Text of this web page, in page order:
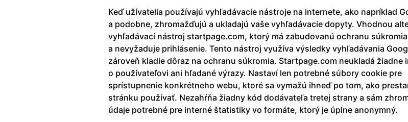
Keď užívatelia používajú vyhľadávacie nástroje na internete, ako napríklad
a podobne, zhromažďujú a ukladajú vaše vyhľadávacie dopyty. Vhodnou
vyhľadávací nástroj startpage.com, ktorý má zabudovanú ochranu súkromia
a nevyžaduje prihlásenie. Tento nástroj využíva výsledky vyhľadávania
zároveň kladie dôraz na ochranu súkromia. Startpage.com neukladá žiadne
o používateľovi ani hľadané výrazy. Nastaví len potrebné súbory cookie pre
sprístupnenie konkrétneho webu, ktoré sa vymažú ihneď po tom, ako
stránku používať. Nezahŕňa žiadny kód dodávateľa tretej strany a sám
údaje potrebné pre interné štatistiky vo formáte, ktorý je úplne anonymný.